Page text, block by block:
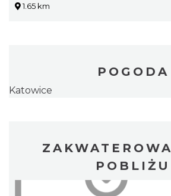
1.65 km
POGODA
Katowice
POBLIŻU